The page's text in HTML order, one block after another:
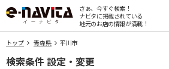
さぁ、今すぐ検索！
ナビタに掲載されている
地元のお店の情報が満載！
トップ 青森県 平川市
検索条件 設定・変更